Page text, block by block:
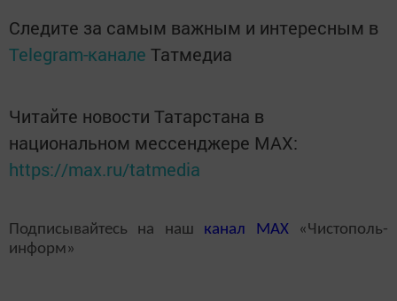
Следите за самым важным и интересным в
Telegram-канале Татмедиа
Читайте новости Татарстана в
национальном мессенджере MАХ:
https://max.ru/tatmedia
Подписывайтесь на наш канал MAX«Чистополь-
информ»